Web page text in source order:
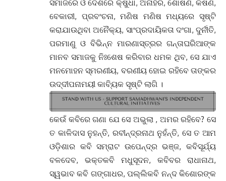
ସମାଜରେ ଓ ଦେଶରେ କ୍ଷୁଧା, ଅନାହର, ଶୋଷଣ, କଷଣ,
ବେକାରୀ, ପ୍ରବଂଚନା, ମଣିଷ ମଣିଷ ମଧ୍ୟରେ ସୃଷ୍ଟି
କରାଯାଉଥିବା ଅନୈକ୍ୟ, ସାଂପ୍ରଦାୟିକତା ଦଂଗା, ଦୁର୍ନୀତି,
ପରମାଣୁ ଓ ବିଭିନ୍ନ ମାରଣାସ୍ତ୍ରର ଗନ୍ତାଘରିଆଙ୍କ
ମାନବ ସମାଜକୁ ନିଃଶେଷ କରିବାର ଧମକ ଥିବ, ସେ ଯାଏ
ମନମୋହନ ସ୍ମରଣୀୟ, ବରଣୀୟ ହୋଇ ରହିବେ ତାଙ୍କର
ଉଦ୍ଦୀପନାମୟୀ କାବ୍ୟିକ ସୃଷ୍ଟି ଲାଗି ।
କେଉଁ କବିରେ ଗଣା ଯେ ସେ ଅଭୁଲା , ଅମର ରହିବେ? ସେ
ତ କାଳିଦାସ ନୁହନ୍ତି, ରବୀନ୍ଦ୍ରନାଥ ନୁହଁନ୍ତି, ସେ ତ ଆମ
ଓଡ଼ିଶାର କବି ସମ୍ରାଟ ଉପେନ୍ଦ୍ର ଭଞ୍ଜ, କବିସୂର୍ଯ୍ୟ
ବଳଦେବ, ଭକ୍ତକବି ମଧୁସୂଦନ, କବିବର ରାଧାନାଥ,
ସ୍ୱଭାବ କବି ଗଙ୍ଗାଧର, ପଲ୍ଲିକବି ନନ୍ଦ କିଶୋରଙ୍କ